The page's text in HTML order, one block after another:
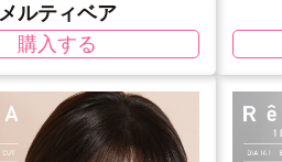
メルティベア
購入する